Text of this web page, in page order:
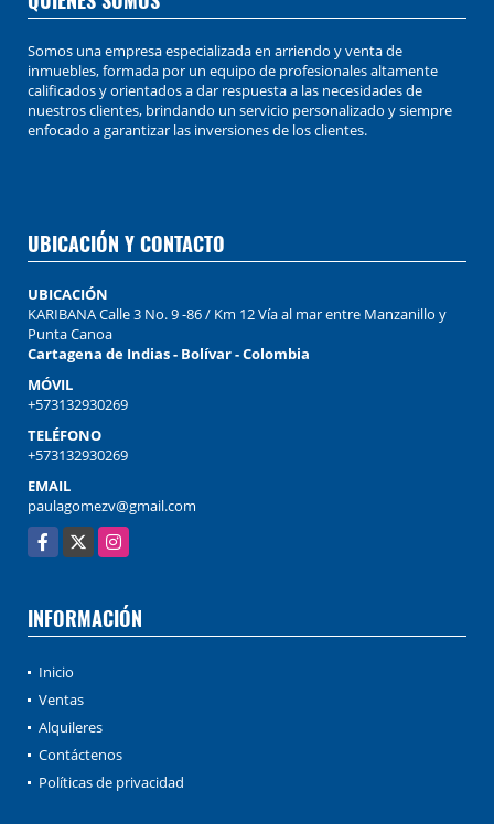
Somos una empresa especializada en arriendo y venta de
inmuebles, formada por un equipo de profesionales altamente
calificados y orientados a dar respuesta a las necesidades de
nuestros clientes, brindando un servicio personalizado y siempre
enfocado a garantizar las inversiones de los clientes.
UBICACIÓN Y CONTACTO
UBICACIÓN
KARIBANA Calle 3 No. 9 -86 / Km 12 Vía al mar entre Manzanillo y
Punta Canoa
Cartagena de Indias - Bolívar - Colombia
MÓVIL
+573132930269
TELÉFONO
+573132930269
EMAIL
paulagomezv@gmail.com
Facebook
X Instagram
INFORMACIÓN
Inicio
Ventas
Alquileres
Contáctenos
Políticas de privacidad